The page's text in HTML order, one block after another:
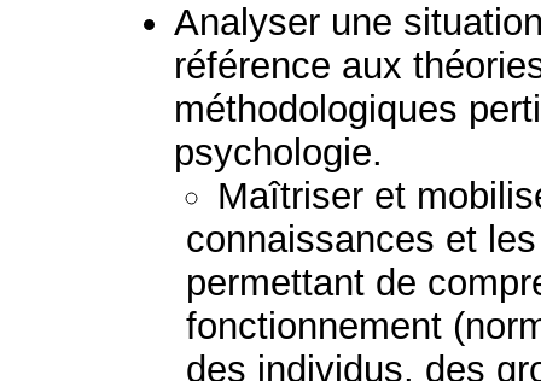
Analyser une
référence aux
méthodologiques
psychologie.
Maîtriser et
connaissances et
permettant de
fonctionnement
des individus, des